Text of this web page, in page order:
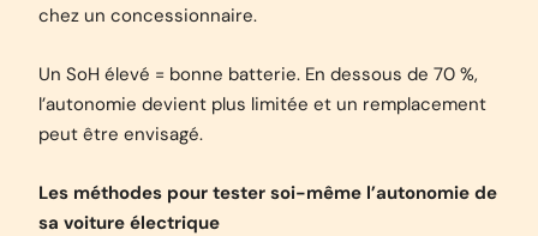
chez un concessionnaire.
Un SoH élevé = bonne batterie. En dessous de 70 %,
l’autonomie devient plus limitée et un remplacement
peut être envisagé.
Les méthodes pour tester soi-même l’autonomie de
sa voiture électrique